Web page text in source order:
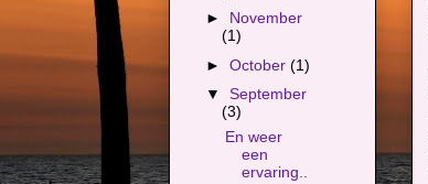
► November
(1)
► October (1)
▼ September
(3)
En weer
een
ervaring..